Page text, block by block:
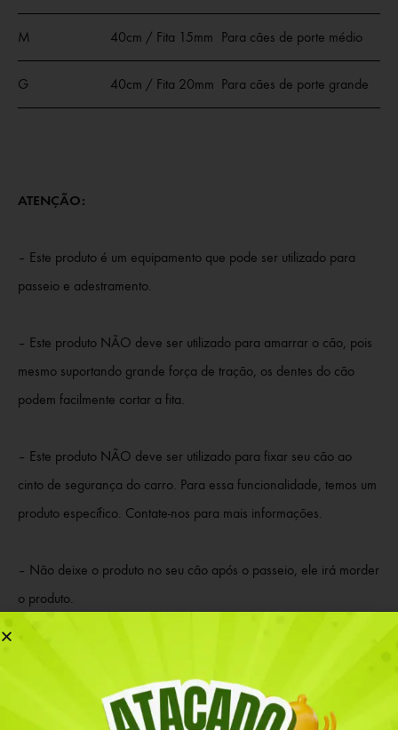
M 40cm / Fita 15mm Para cães de porte médio
G 40cm / Fita 20mm Para cães de porte grande
ATENÇÃO:
– Este produto é um equipamento que pode ser utilizado para
passeio e adestramento.
– Este produto NÃO deve ser utilizado para amarrar o cão, pois
mesmo suportando grande força de tração, os dentes do cão
podem facilmente cortar a fita.
– Este produto NÃO deve ser utilizado para fixar seu cão ao
cinto de segurança do carro. Para essa funcionalidade, temos um
produto específico. Contate-nos para mais informações.
– Não deixe o produto no seu cão após o passeio, ele irá morder
o produto.